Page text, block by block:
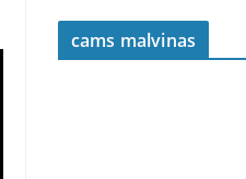
cams malvinas